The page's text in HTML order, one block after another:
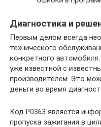
Диагностика и
Первым делом всегда
технического
конкретного
уже известной с
производителем. Это
деньги во время
Код P0363 является
пропуска зажигания в